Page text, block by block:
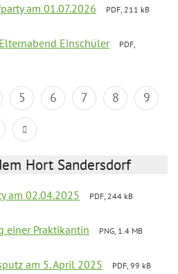
am 01.07.2026
PDF, 211 kB
Einschüler
PDF,
5 6 7 8
9
Hort Sandersdorf
am 02.04.2025
PDF, 244 kB
einer Praktikantin
PNG, 1.4 MB
am 5. April 2025
PDF, 99 kB